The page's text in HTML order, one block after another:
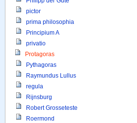
pictor
prima philosophia
Principium A
privatio
Protagoras
Pythagoras
Raymundus Lullus
regula
Rijnsburg
Robert Grosseteste
Roermond